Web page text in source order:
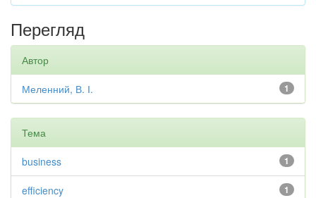
Перегляд
Автор
1
Меленний, В. І.
Тема
1
business
1
efficiency